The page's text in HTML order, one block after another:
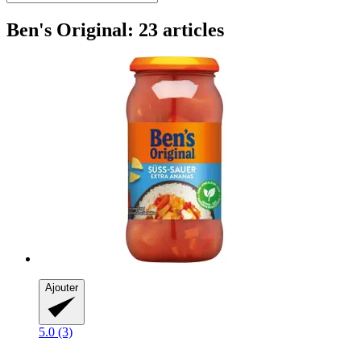
Ben's Original: 23 articles
Ajouter
5.0 (3)